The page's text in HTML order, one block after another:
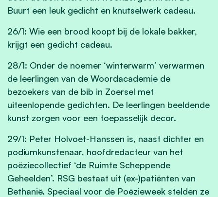
Buurt een leuk gedicht en knutselwerk cadeau.
26/1: Wie een brood koopt bij de lokale bakker,
krijgt een gedicht cadeau.
28/1: Onder de noemer ‘winterwarm’ verwarmen
de leerlingen van de Woordacademie de
bezoekers van de bib in Zoersel met
uiteenlopende gedichten. De leerlingen beeldende
kunst zorgen voor een toepasselijk decor.
29/1: Peter Holvoet-Hanssen is, naast dichter en
podiumkunstenaar, hoofdredacteur van het
poëziecollectief ‘de Ruimte Scheppende
Geheelden’. RSG bestaat uit (ex-)patiënten van
Bethanië. Speciaal voor de Poëzieweek stelden ze